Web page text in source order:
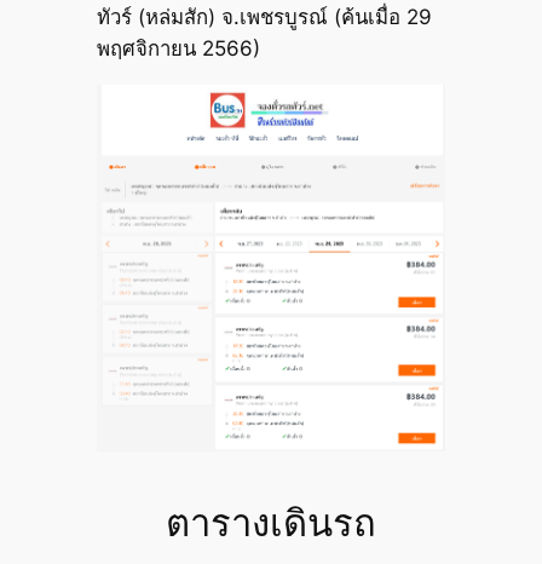
ทัวร์ (หล่มสัก) จ.เพชรบูรณ์ (ค้นเมื่อ 29
พฤศจิกายน 2566)
ตารางเดินรถ